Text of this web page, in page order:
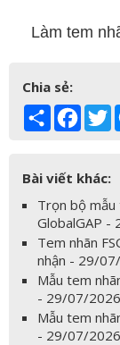
Làm tem
Chia sẻ:
Share
Bài viết khác:
Trọn bộ mẫu
GlobalGAP -
Tem nhãn
nhận - 29/
Mẫu tem
- 29/07/2026
Mẫu tem
- 29/07/2026